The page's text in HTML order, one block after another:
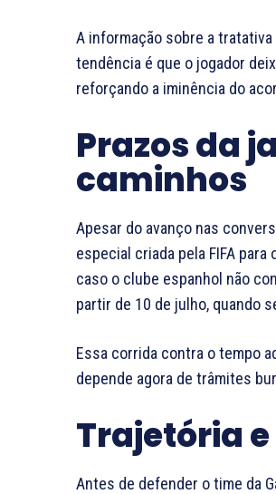
A informação sobre a tratativa
tendência é que o jogador
reforçando a iminência do
Prazos da
caminhos
Apesar do avanço nas
especial criada pela FIFA
caso o clube espanhol não
partir de 10 de julho, quando
Essa corrida contra o tempo
depende agora de trâmites
Trajetória
Antes de defender o time da